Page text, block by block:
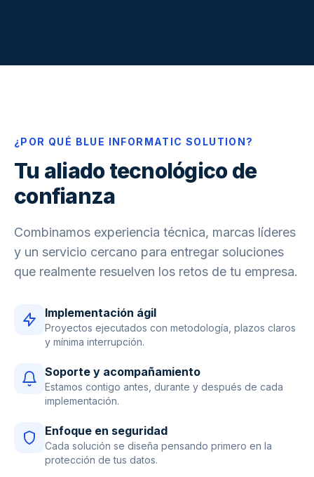
¿POR QUÉ BLUE INFORMATIC SOLUTION?
Tu aliado tecnológico de
confianza
Combinamos experiencia técnica, marcas líderes
y un servicio cercano para entregar soluciones
que realmente resuelven los retos de tu empresa.
Implementación ágil
Proyectos ejecutados con metodología, plazos claros
y mínima interrupción.
Soporte y acompañamiento
Estamos contigo antes, durante y después de cada
implementación.
Enfoque en seguridad
Cada solución se diseña pensando primero en la
protección de tus datos.